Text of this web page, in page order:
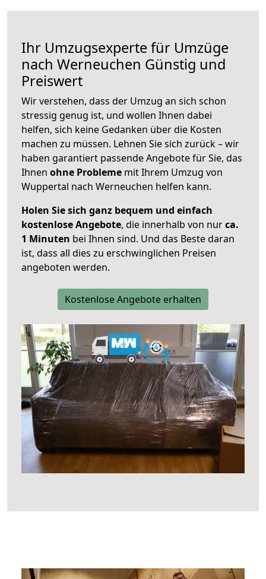
Ihr Umzugsexperte für Umzüge
nach Werneuchen Günstig und
Preiswert
Wir verstehen, dass der Umzug an sich schon
stressig genug ist, und wollen Ihnen dabei
helfen, sich keine Gedanken über die Kosten
machen zu müssen. Lehnen Sie sich zurück – wir
haben garantiert passende Angebote für Sie, das
Ihnen ohne Probleme mit Ihrem Umzug von
Wuppertal nach Werneuchen helfen kann.
Holen Sie sich ganz bequem und einfach
kostenlose Angebote, die innerhalb von nurca.
1 Minuten bei Ihnen sind. Und das Beste daran
ist, dass all dies zu erschwinglichen Preisen
angeboten werden.
Kostenlose Angebote erhalten